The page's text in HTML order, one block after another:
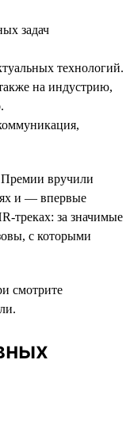
задач
технологий.
на индустрию,
вручили
и — впервые
треках: за значимые
с которыми
смотрите